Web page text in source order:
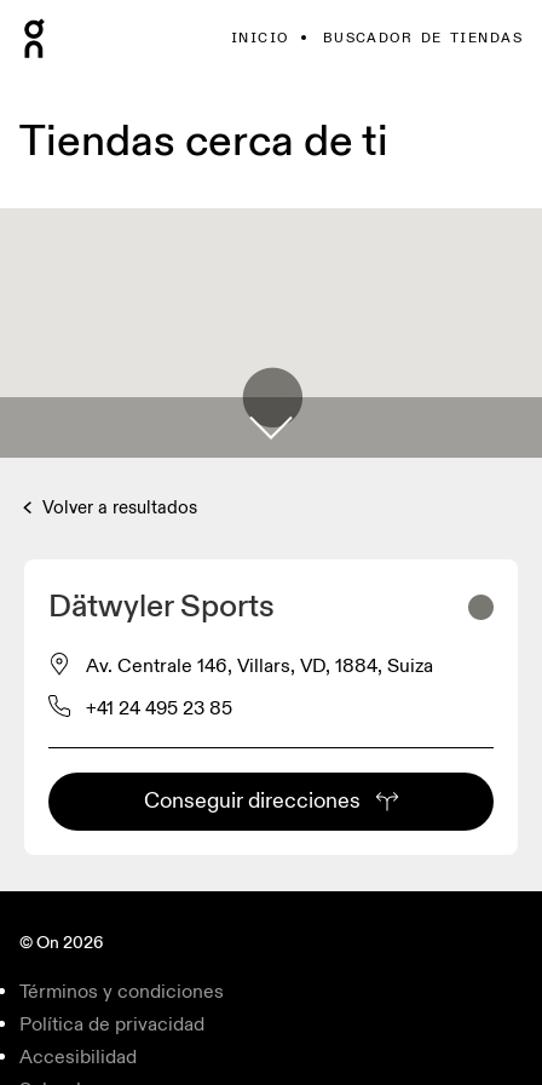
INICIO BUSCADOR DE TIENDAS
Tiendas cerca de ti
Volver a resultados
Dätwyler Sports
Av. Centrale 146, Villars, VD, 1884, Suiza
+41 24 495 23 85
Conseguir direcciones
© On 2026
Términos y condiciones
Política de privacidad
Accesibilidad